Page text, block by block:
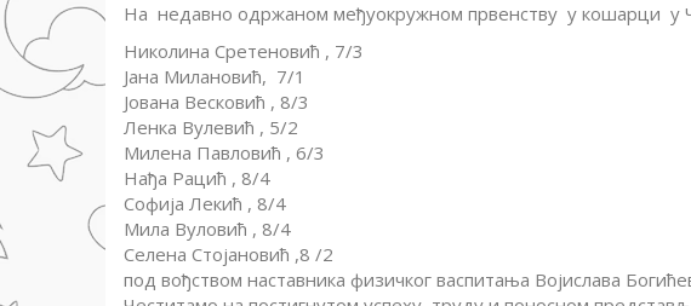
На недавно одржаном међуокружном првенству у кошарци у
Николина Сретеновић , 7/3
Јана Милановић, 7/1
Јована Весковић , 8/3
Ленка Вулевић , 5/2
Милена Павловић , 6/3
Нађа Рацић , 8/4
Софија Лекић , 8/4
Мила Вуловић , 8/4
Селена Стојановић ,8 /2
под вођством наставника физичког васпитања Војиславa